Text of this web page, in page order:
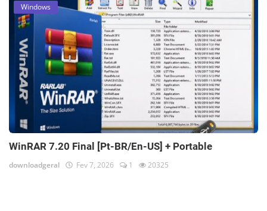
Windows
WinRAR 7.20 Final [Pt-BR/En-US] + Portable
downloadgeral Fev 7, 2026 1 20325